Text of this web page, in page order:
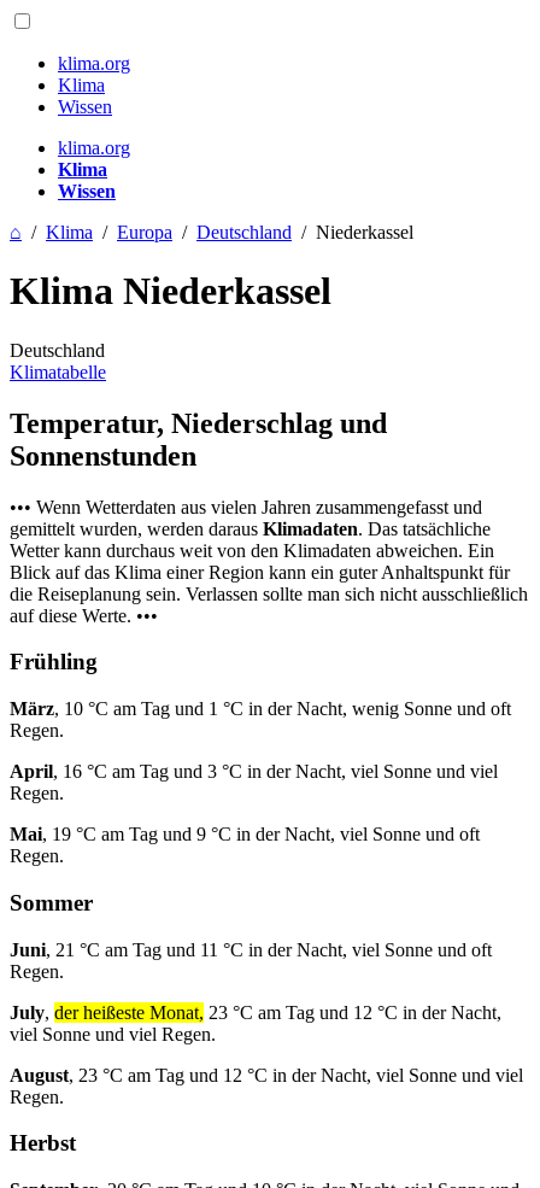
klima.org
Klima
Wissen
klima.org
Klima
Wissen
⌂ / Klima / Europa / Deutschland / Niederkassel
Klima Niederkassel
Deutschland
Klimatabelle
Temperatur, Niederschlag und
Sonnenstunden
••• Wenn Wetterdaten aus vielen Jahren zusammengefasst und
gemittelt wurden, werden daraus Klimadaten. Das tatsächliche
Wetter kann durchaus weit von den Klimadaten abweichen. Ein
Blick auf das Klima einer Region kann ein guter Anhaltspunkt für
die Reiseplanung sein. Verlassen sollte man sich nicht ausschließlich
auf diese Werte. •••
Frühling
März, 10 °C am Tag und 1 °C in der Nacht, wenig Sonne und oft
Regen.
April, 16 °C am Tag und 3 °C in der Nacht, viel Sonne und viel
Regen.
Mai, 19 °C am Tag und 9 °C in der Nacht, viel Sonne und oft
Regen.
Sommer
Juni, 21 °C am Tag und 11 °C in der Nacht, viel Sonne und oft
Regen.
July, der heißeste Monat, 23 °C am Tag und 12 °C in der Nacht,
viel Sonne und viel Regen.
August, 23 °C am Tag und 12 °C in der Nacht, viel Sonne und viel
Regen.
Herbst